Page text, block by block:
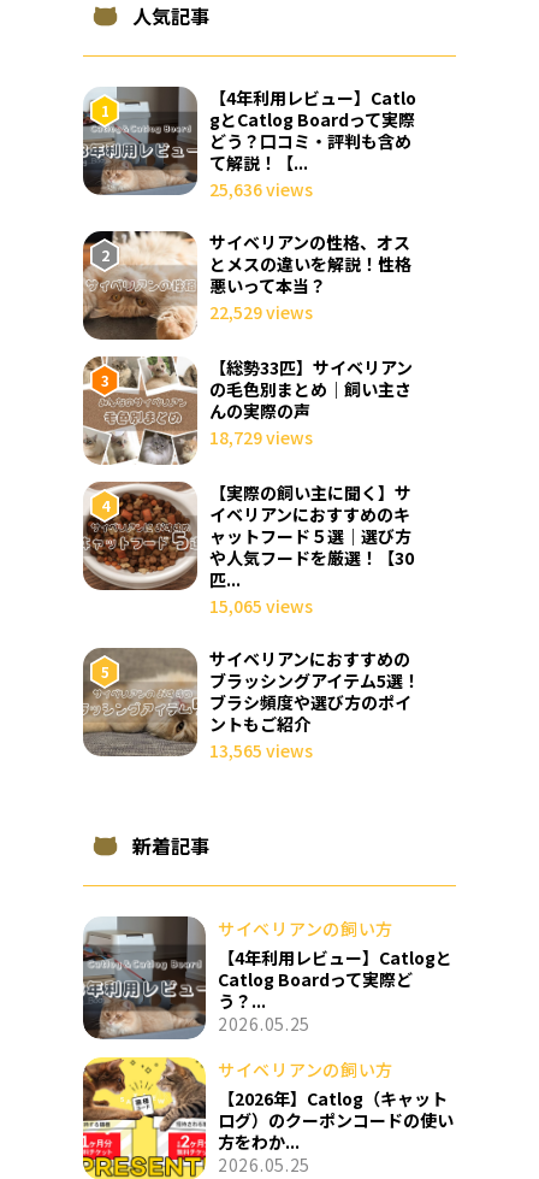
人気記事
【4年利用レビュー】Catlo
gとCatlog Boardって実際
どう？口コミ・評判も含め
て解説！【...
25,636 views
サイベリアンの性格、オス
とメスの違いを解説！性格
悪いって本当？
22,529 views
【総勢33匹】サイベリアン
の毛色別まとめ｜飼い主さ
んの実際の声
18,729 views
【実際の飼い主に聞く】サ
イベリアンにおすすめのキ
ャットフード５選｜選び方
や人気フードを厳選！【30
匹...
15,065 views
サイベリアンにおすすめの
ブラッシングアイテム5選！
ブラシ頻度や選び方のポイ
ントもご紹介
13,565 views
新着記事
サイベリアンの飼い方
【4年利用レビュー】Catlogと
Catlog Boardって実際ど
う？...
2026.05.25
サイベリアンの飼い方
【2026年】Catlog（キャット
ログ）のクーポンコードの使い
方をわか...
2026.05.25